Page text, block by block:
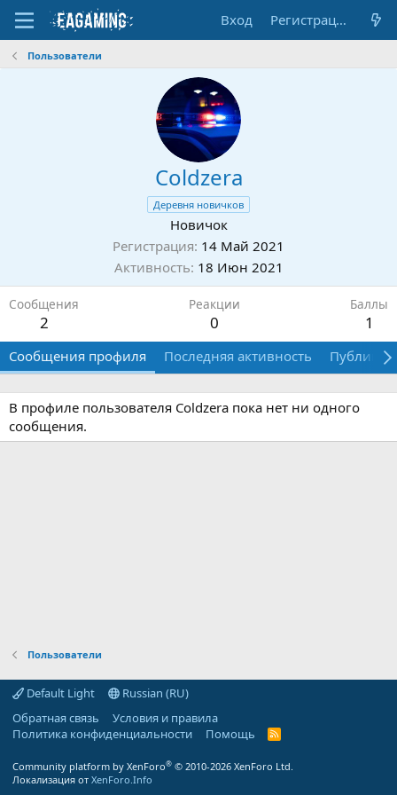
Вход Регистрация
Пользователи
Coldzera
Деревня новичков
Новичок
Регистрация 14 Май 2021
Активность 18 Июн 2021
Сообщения
2
Реакции
0
Баллы
1
Сообщения профиля Последняя активность
В профиле пользователя Coldzera пока нет ни одного
сообщения.
Пользователи
Default Light
Russian (RU)
Обратная связь
Условия и правила
Политика конфиденциальности
Помощь
R
Community platform by XenForo® © 2010-2026 XenForo Ltd.
Локализация от XenForo.Info